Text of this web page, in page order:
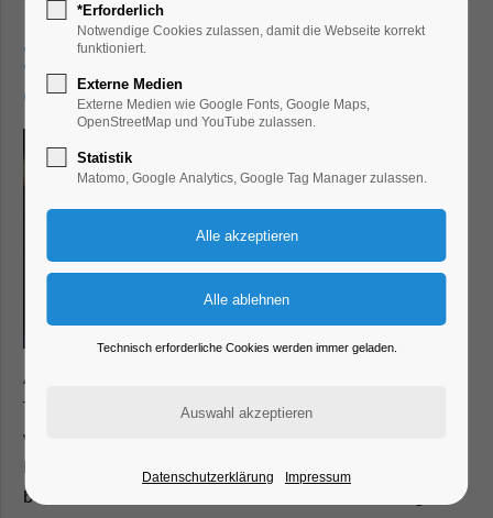
Radwanderkarte neu
aufgelegt
Auf Initiative der Stadtmarketing- und
Tourismusgesellschaft Brandenburg an der Havel (STG)
wurde eine intensive Fortbildung für Gästeführer in
Brandenburg an der Havel, mit dem Ziel, die
bevorstehenden Feierlichkeiten zum 100. Geburtstag von
*Erforderlich
Notwendige Cookies zulassen, damit die Webseite korrekt
funktioniert.
Externe Medien
Externe Medien wie Google Fonts, Google Maps,
OpenStreetMap und YouTube zulassen.
Statistik
Matomo, Google Analytics, Google Tag Manager zulassen.
Technisch erforderliche Cookies werden immer geladen.
Datenschutzerklärung Impressum